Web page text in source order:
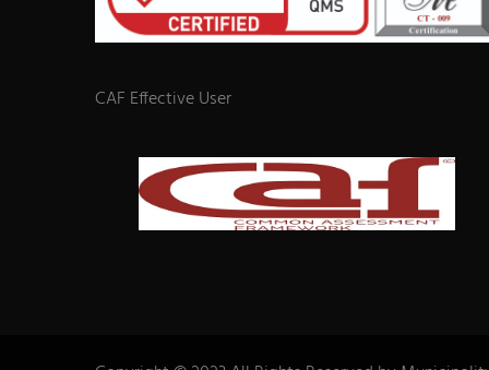
CAF Effective User